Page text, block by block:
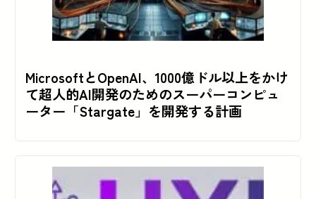
MicrosoftとOpenAI、1000億ドル以上をかけ
て超人的AI開発のためのスーパーコンピュ
ーター「Stargate」を開発する計画